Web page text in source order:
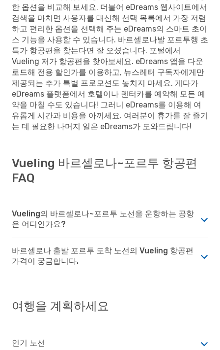
한 옵션을 비교해 보세요. 더불어 eDreams 웹사이트에서
검색을 마치면 사용자를 대신해 선택 목록에서 가장 저렴
하고 편리한 옵션을 선택해 주는 eDreams의 스마트 초이
스 기능을 사용할 수 있습니다. 바르셀로나발 포르투행 초
특가 항공편을 찾는다면 잘 오셨습니다. 포털에서
Vueling 저가 항공편을 찾아보세요. eDreams 앱을 다운
로드해 전용 할인가를 이용하고, 뉴스레터 구독자에게만
제공되는 추가 특별 프로모션도 놓치지 마세요. 게다가
eDreams 플랫폼에서 호텔이나 렌터카를 예약해 모든 예
약을 마칠 수도 있습니다! 그러니 eDreams를 이용해 여
유롭게 시간과 비용을 아끼세요. 여러분이 휴가를 잘 즐기
는 데 필요한 나머지 일은 eDreams가 도와드립니다!
Vueling 바르셀로나~포르투 항공편
FAQ
Vueling의 바르셀로나~포르투 노선을 운항하는 공항
은 어디인가요?
바르셀로나 출발 포르투 도착 노선의 Vueling 항공편
가격이 궁금합니다.
여행을 계획하세요
인기 노선